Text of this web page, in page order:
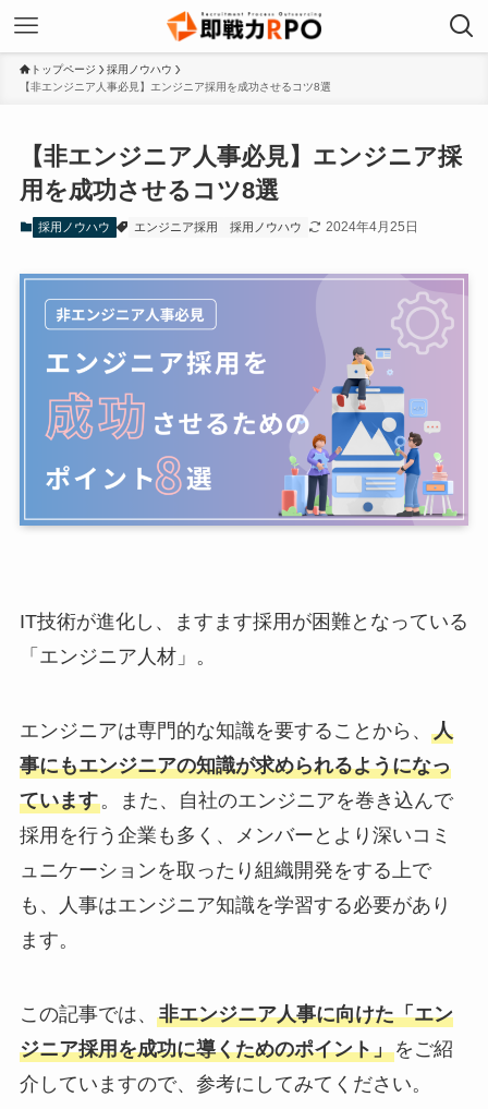
トップページ
採用ノウハウ
【非エンジニア人事必見】エンジニア採用を成功させるコツ8選
【非エンジニア人事必見】エンジニア採
用を成功させるコツ8選
採用ノウハウ エンジニア採用 採用ノウハウ 2024年4月25日
IT技術が進化し、ますます採用が困難となっている
「エンジニア人材」。
エンジニアは専門的な知識を要することから、 人
事にもエンジニアの知識が求められるようになっ
ています。また、自社のエンジニアを巻き込んで
採用を行う企業も多く、メンバーとより深いコミ
ュニケーションを取ったり組織開発をする上で
も、人事はエンジニア知識を学習する必要があり
ます。
この記事では、 非エンジニア人事に向けた「エン
ジニア採用を成功に導くためのポイント」をご紹
介していますので、参考にしてみてください。